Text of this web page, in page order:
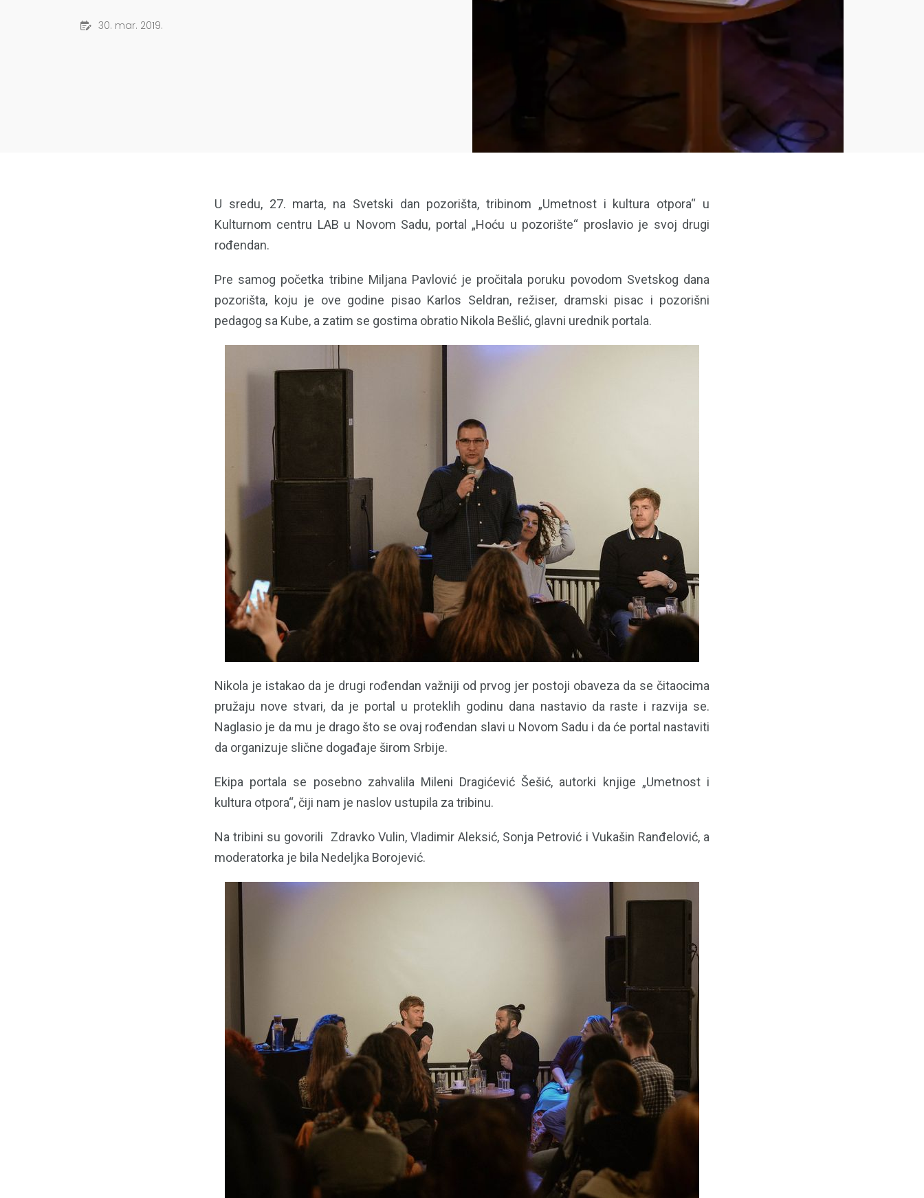
30. mar. 2019.
U sredu, 27. marta, na Svetski dan pozorišta, tribinom „Umetnost i kultura otpora“ u
Kulturnom centru LAB u Novom Sadu, portal „Hoću u pozorište“ proslavio je svoj drugi
rođendan.
Pre samog početka tribine Miljana Pavlović je pročitala poruku povodom Svetskog dana
pozorišta, koju je ove godine pisao Karlos Seldran, režiser, dramski pisac i pozorišni
pedagog sa Kube, a zatim se gostima obratio Nikola Bešlić, glavni urednik portala.
Nikola je istakao da je drugi rođendan važniji od prvog jer postoji obaveza da se čitaocima
pružaju nove stvari, da je portal u proteklih godinu dana nastavio da raste i razvija se.
Naglasio je da mu je drago što se ovaj rođendan slavi u Novom Sadu i da će portal nastaviti
da organizuje slične događaje širom Srbije.
Ekipa portala se posebno zahvalila Mileni Dragićević Šešić, autorki knjige „Umetnost i
kultura otpora“, čiji nam je naslov ustupila za tribinu.
Na tribini su govorili Zdravko Vulin, Vladimir Aleksić, Sonja Petrović i Vukašin Ranđelović, a
moderatorka je bila Nedeljka Borojević.